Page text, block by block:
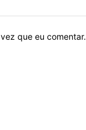
que eu comentar.